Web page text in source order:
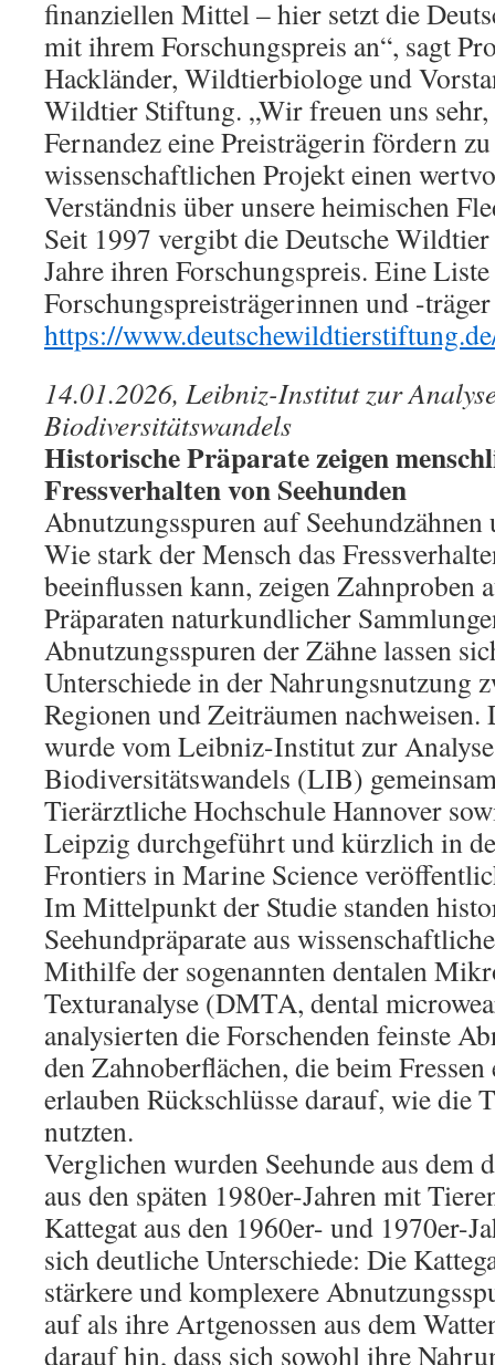
finanziellen Mittel – hier setzt die
mit ihrem Forschungspreis an“, sagt
Hackländer, Wildtierbiologe und
Wildtier Stiftung. „Wir freuen uns
Fernandez eine Preisträgerin fördern
wissenschaftlichen Projekt einen
Verständnis über unsere heimischen
Seit 1997 vergibt die Deutsche
Jahre ihren Forschungspreis. Eine
Forschungspreisträgerinnen und -
https://
14.01.2026, Leibniz-Institut zur
Biodiversitätswandels
Historische Präparate zeigen
Fressverhalten von Seehunden
Abnutzungsspuren auf Seehundzähnen
Wie stark der Mensch das
beeinflussen kann, zeigen Zahnproben
Präparaten naturkundlicher
Abnutzungsspuren der Zähne lassen
Unterschiede in der Nahrungsnutzung
Regionen und Zeiträumen nachweisen.
wurde vom Leibniz-Institut zur
Biodiversitätswandels (LIB)
Tierärztliche Hochschule Hannover
Leipzig durchgeführt und kürzlich in
Frontiers in Marine Science
Im Mittelpunkt der Studie standen
Seehundpräparate aus
Mithilfe der sogenannten dentalen
Texturanalyse (DMTA, dental
analysierten die Forschenden feinste
den Zahnoberflächen, die beim Fressen
erlauben Rückschlüsse darauf, wie die
nutzten.
Verglichen wurden Seehunde aus dem
aus den späten 1980er-Jahren mit
Kattegat aus den 1960er- und 1970er-
sich deutliche Unterschiede: Die
stärkere und komplexere
auf als ihre Artgenossen aus dem
darauf hin, dass sich sowohl ihre